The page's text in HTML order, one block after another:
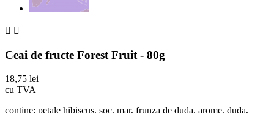
 
Ceai de fructe Forest Fruit - 80g
18,75 lei
cu TVA
contine: petale hibiscus, soc, mar, frunza de duda, arome, duda,